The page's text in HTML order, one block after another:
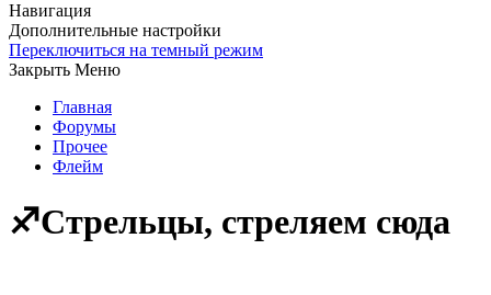
Навигация
Дополнительные настройки
Переключиться на темный режим
Закрыть Меню
Главная
Форумы
Прочее
Флейм
♐Стрельцы, стреляем сюда